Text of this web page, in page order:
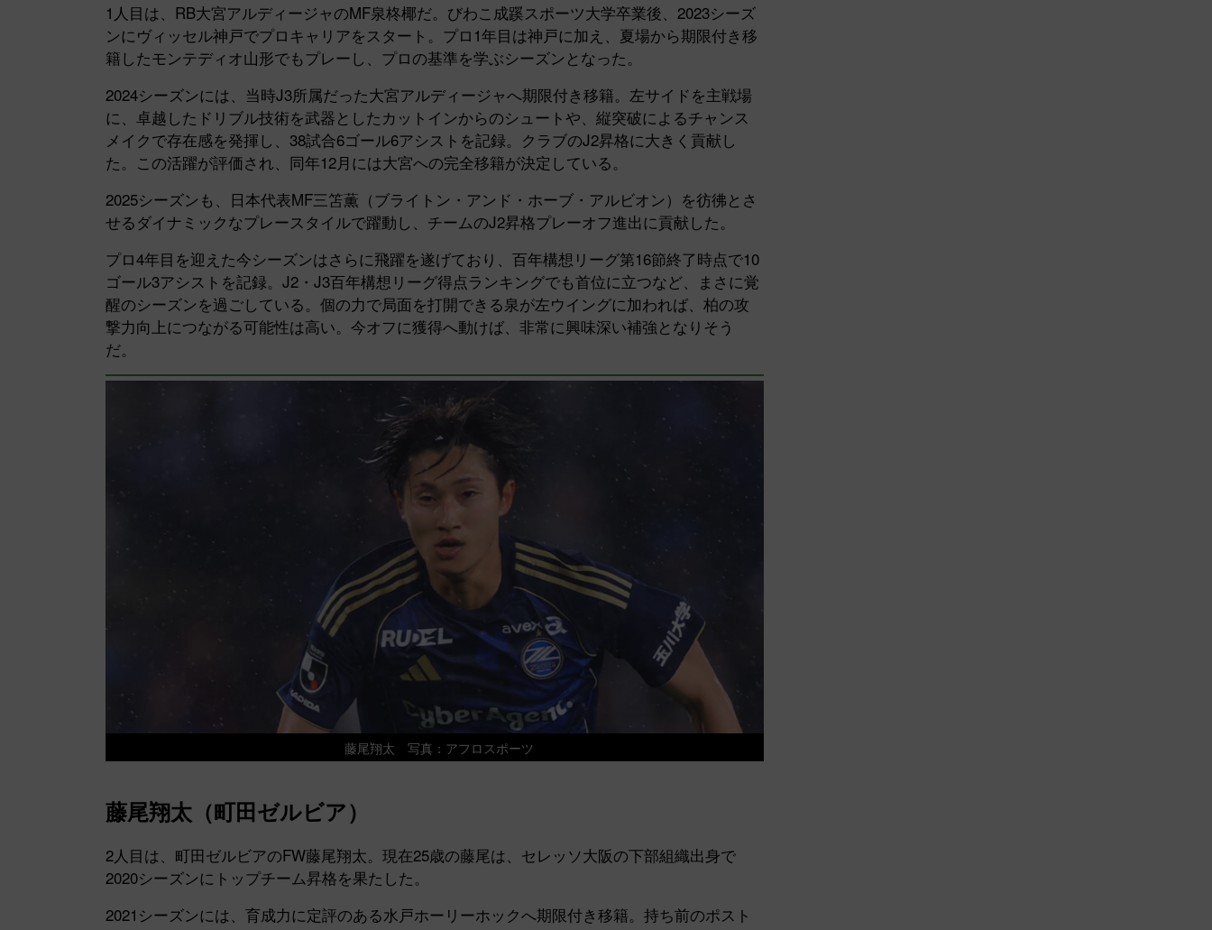
1人目は、RB大宮アルディージャのMF泉柊椰だ。びわこ成蹊スポーツ大学卒業後、2023シーズ
ンにヴィッセル神戸でプロキャリアをスタート。プロ1年目は神戸に加え、夏場から期限付き移
籍したモンテディオ山形でもプレーし、プロの基準を学ぶシーズンとなった。
2024シーズンには、当時J3所属だった大宮アルディージャへ期限付き移籍。左サイドを主戦場
に、卓越したドリブル技術を武器としたカットインからのシュートや、縦突破によるチャンス
メイクで存在感を発揮し、38試合6ゴール6アシストを記録。クラブのJ2昇格に大きく貢献し
た。この活躍が評価され、同年12月には大宮への完全移籍が決定している。
2025シーズンも、日本代表MF三笘薫（ブライトン・アンド・ホーブ・アルビオン）を彷彿とさ
せるダイナミックなプレースタイルで躍動し、チームのJ2昇格プレーオフ進出に貢献した。
プロ4年目を迎えた今シーズンはさらに飛躍を遂げており、百年構想リーグ第16節終了時点で10
ゴール3アシストを記録。J2・J3百年構想リーグ得点ランキングでも首位に立つなど、まさに覚
醒のシーズンを過ごしている。個の力で局面を打開できる泉が左ウイングに加われば、柏の攻
撃力向上につながる可能性は高い。今オフに獲得へ動けば、非常に興味深い補強となりそう
だ。
藤尾翔太 写真：アフロスポーツ
藤尾翔太（町田ゼルビア）
2人目は、町田ゼルビアのFW藤尾翔太。現在25歳の藤尾は、セレッソ大阪の下部組織出身で
2020シーズンにトップチーム昇格を果たした。
2021シーズンには、育成力に定評のある水戸ホーリーホックへ期限付き移籍。持ち前のポスト